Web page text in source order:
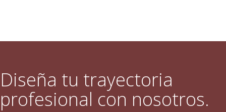
Diseña tu trayectoria
profesional con nosotros.